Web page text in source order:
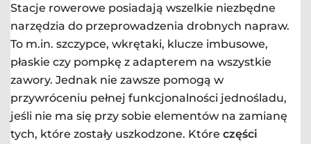
Stacje rowerowe posiadają wszelkie niezbędne
narzędzia do przeprowadzenia drobnych napraw.
To m.in. szczypce, wkrętaki, klucze imbusowe,
płaskie czy pompkę z adapterem na wszystkie
zawory. Jednak nie zawsze pomogą w
przywróceniu pełnej funkcjonalności jednośladu,
jeśli nie ma się przy sobie elementów na zamianę
tych, które zostały uszkodzone. Które części